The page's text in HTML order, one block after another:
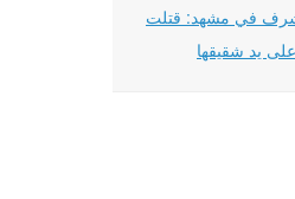
في مشهد: قتلت
يد شقيقها